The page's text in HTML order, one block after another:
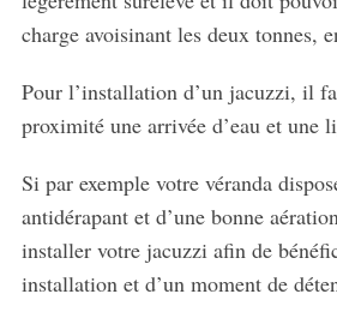
charge avoisinant les deux tonnes,
Pour l’installation d’un jacuzzi, il
proximité une arrivée d’eau et une
Si par exemple votre véranda
antidérapant et d’une bonne
installer votre jacuzzi afin de
installation et d’un moment de